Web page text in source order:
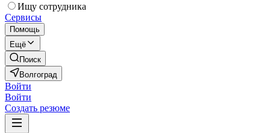
Ищу сотрудника
Сервисы
Помощь
Ещё
Поиск
Волгоград
Войти
Войти
Создать резюме